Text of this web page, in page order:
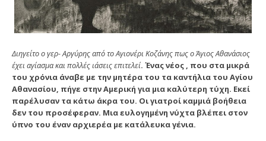
Διηγείτο ο γερ- Αργύρης από το Αγιονέρι Κοζάνης πως ο Άγιος Αθανάσιος
έχει αγίασμα και πολλές ιάσεις επιτελεί. Ένας νέος , που στα μικρά
του χρόνια άναβε με την μητέρα του τα καντήλια του Αγίου
Αθανασίου, πήγε στην Αμερική για μια καλύτερη τύχη. Εκεί
παρέλυσαν τα κάτω άκρα του. Οι γιατροί καμμιά βοήθεια
δεν του προσέφεραν. Μια ευλογημένη νύχτα βλέπει στον
ύπνο του έναν αρχιερέα με κατάλευκα γένια.